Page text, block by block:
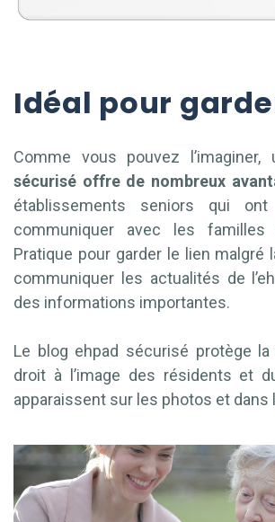
Idéal pour
Comme vous pouvez l’imaginer,
sécurisé offre de nombreux
établissements seniors qui
communiquer avec les familles
Pratique pour garder le lien malgré
communiquer les actualités de
des informations importantes.
Le blog ehpad sécurisé protège
droit à l’image des résidents et
apparaissent sur les photos et dans